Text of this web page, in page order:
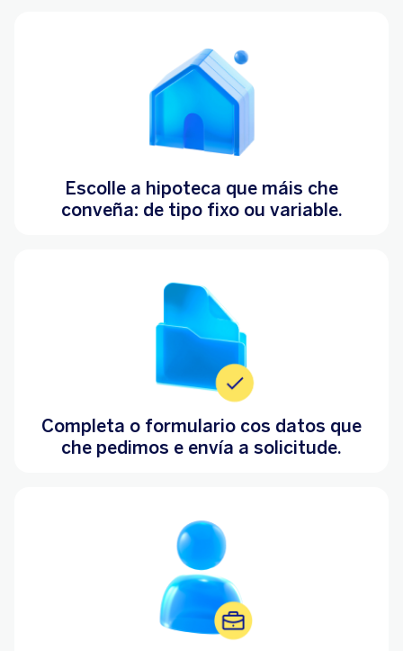
Escolle a hipoteca que máis che
conveña: de tipo fixo ou variable.
Completa o formulario cos datos que
che pedimos e envía a solicitude.